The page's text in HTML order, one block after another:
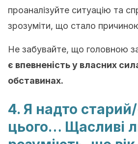
проаналізуйте ситуацію та
зрозуміти, що стало
Не забувайте, що головною
є впевненість у власних
обставинах.
4. Я надто
цього… Щасливі